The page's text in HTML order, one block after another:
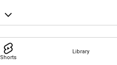
Shorts
Library